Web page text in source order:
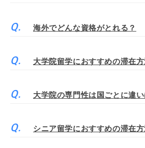
海外でどんな資格がとれる？
大学院留学におすすめの滞在方
大学院の専門性は国ごとに違
シニア留学におすすめの滞在方